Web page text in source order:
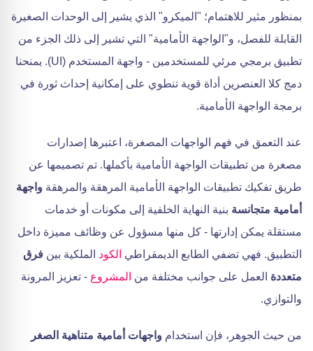
بمنظور مثير للاهتمام؛ "الميكرو" الذي يشير إلى الوحدات الصغيرة
القابلة للفصل، و"الواجهة الأمامية" التي تشير إلى ذلك الجزء من
تطبيق برمجي مرئي للمستخدمين - واجهة المستخدم (UI). يمنحنا
دمج كلا العنصرين أداة قوية تنطوي على إمكانية إحداث ثورة في
برمجة الواجهة الأمامية.
عند التعمق في فهم الواجهات المصغرة، اعتبرها إصدارات
مصغرة من تطبيقات الواجهة الأمامية بأكملها. تم تصميمها عن
طريق تفكيك تطبيقات الواجهة الأمامية المرهقة والمرهقة واجهة
أمامية متجانسة بنية النهاية الخلفية إلى مكونات أو خدمات
مستقلة يمكن إدارتها - كل منها مسؤول عن وظائف مميزة داخل
التطبيق. فهي تضفي الطابع الديمقراطي الكود الملكية بين فرق
متعددة العمل على جوانب مختلفة من المشروع - تعزيز المرونة
والتوازي.
من حيث الجوهر، فإن استخدام واجهات أمامية متناهية الصغر